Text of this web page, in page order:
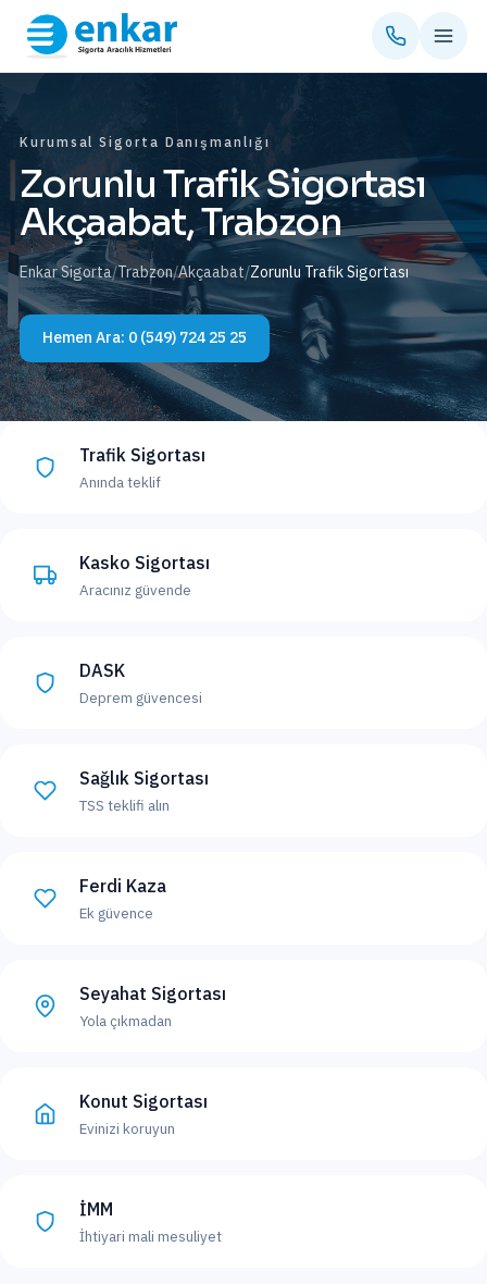
Kurumsal Sigorta Danışmanlığı
Zorunlu Trafik Sigortası
Akçaabat, Trabzon
Enkar Sigorta/Trabzon/Akçaabat/Zorunlu Trafik Sigortası
Hemen Ara: 0 (549) 724 25 25
Trafik Sigortası
Anında teklif
Kasko Sigortası
Aracınız güvende
DASK
Deprem güvencesi
Sağlık Sigortası
TSS teklifi alın
Ferdi Kaza
Ek güvence
Seyahat Sigortası
Yola çıkmadan
Konut Sigortası
Evinizi koruyun
İMM
İhtiyari mali mesuliyet